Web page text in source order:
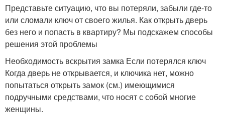
Представьте ситуацию, что вы потеряли, забыли где-то
или сломали ключ от своего жилья. Как открыть дверь
без него и попасть в квартиру? Мы подскажем способы
решения этой проблемы
Необходимость вскрытия замка Если потерялся ключ
Когда дверь не открывается, и ключика нет, можно
попытаться открыть замок (см.) имеющимися
подручными средствами, что носят с собой многие
женщины.